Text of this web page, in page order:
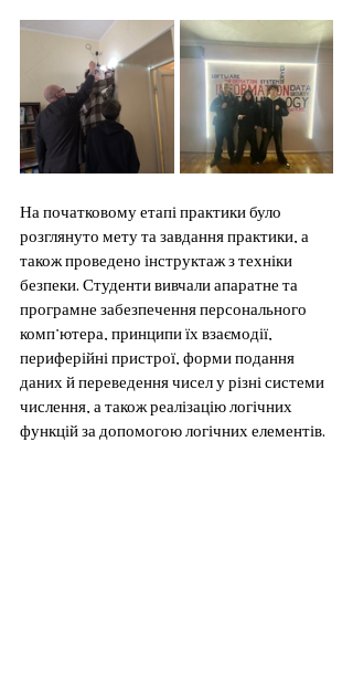
На початковому етапі практики було
розглянуто мету та завдання практики, а
також проведено інструктаж з техніки
безпеки. Студенти вивчали апаратне та
програмне забезпечення персонального
комп’ютера, принципи їх взаємодії,
периферійні пристрої, форми подання
даних й переведення чисел у різні системи
числення, а також реалізацію логічних
функцій за допомогою логічних елементів.